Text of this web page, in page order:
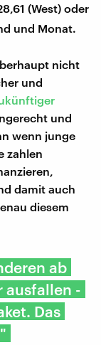
(West) oder
und Monat.
nicht
und
und
wenn junge
zahlen
damit auch
diesem
ab
ausfallen -
Das